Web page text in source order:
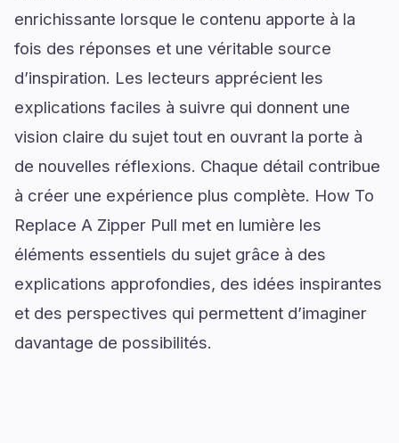
enrichissante lorsque le contenu apporte à la
fois des réponses et une véritable source
d’inspiration. Les lecteurs apprécient les
explications faciles à suivre qui donnent une
vision claire du sujet tout en ouvrant la porte à
de nouvelles réflexions. Chaque détail contribue
à créer une expérience plus complète. How To
Replace A Zipper Pull met en lumière les
éléments essentiels du sujet grâce à des
explications approfondies, des idées inspirantes
et des perspectives qui permettent d’imaginer
davantage de possibilités.